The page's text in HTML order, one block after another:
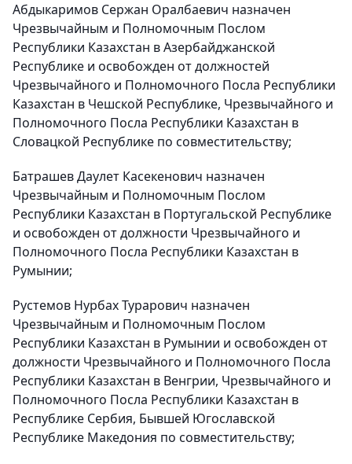
Абдыкаримов Сержан Оралбаевич назначен
Чрезвычайным и Полномочным Послом
Республики Казахстан в Азербайджанской
Республике и освобожден от должностей
Чрезвычайного и Полномочного Посла Республики
Казахстан в Чешской Республике, Чрезвычайного и
Полномочного Посла Республики Казахстан в
Словацкой Республике по совместительству;
Батрашев Даулет Касекенович назначен
Чрезвычайным и Полномочным Послом
Республики Казахстан в Португальской Республике
и освобожден от должности Чрезвычайного и
Полномочного Посла Республики Казахстан в
Румынии;
Рустемов Нурбах Турарович назначен
Чрезвычайным и Полномочным Послом
Республики Казахстан в Румынии и освобожден от
должности Чрезвычайного и Полномочного Посла
Республики Казахстан в Венгрии, Чрезвычайного и
Полномочного Посла Республики Казахстан в
Республике Сербия, Бывшей Югославской
Республике Македония по совместительству;